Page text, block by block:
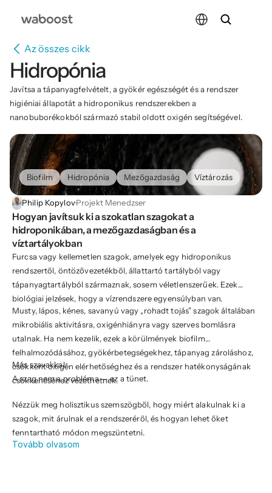
Az összes cikk
Hidropónia
Javítsa a tápanyagfelvételt, a gyökér egészségét és a rendszer
higiéniai állapotát a hidroponikus rendszerekben a
nanobuborékokból származó stabil oldott oxigén segítségével.
Biofilm Hidropónia Mezőgazdaság Víztározás
Philip Kopylov·Projekt Menedzser
Hogyan javítsuk ki a szokatlan szagokat a
hidroponikában, a mezőgazdaságban és a
víztartályokban
Furcsa vagy kellemetlen szagok, amelyek egy hidroponikus
rendszertől, öntözővezetékből, állattartó tartályból vagy
tápanyagtartályból származnak, sosem véletlenszerűek. Ezek
biológiai jelzések, hogy a vízrendszere egyensúlyban van.
Musty, lápos, kénes, savanyú vagy „rohadt tojás” szagok általában
mikrobiális aktivitásra, oxigénhiányra vagy szerves bomlásra
utalnak. Ha nem kezelik, ezek a körülmények biofilm
felhalmozódásához, gyökérbetegségekhez, tápanyag zároláshoz,
csökkent oxigén elérhetőséghez és a rendszer hatékonyságának
csökkenéséhez vezethetnek.
Más szavakkal:
A szag nem a probléma — ez a tünet.
Nézzük meg holisztikus szemszögből, hogy miért alakulnak ki a
szagok, mit árulnak el a rendszeréről, és hogyan lehet őket
fenntartható módon megszüntetni.
Tovább olvasom